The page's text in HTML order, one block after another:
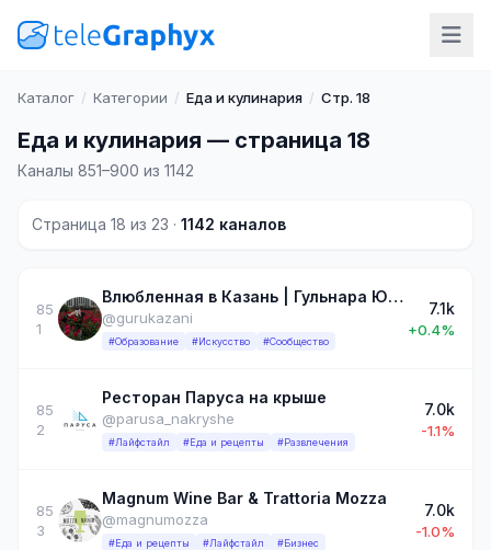
Каталог / Категории / Еда и кулинария / Стр. 18
Еда и кулинария — страница 18
Каналы 851–900 из 1142
Страница 18 из 23 · 1142 каналов
85
1
Влюбленная в Казань | Гульнара Юсупова❤️
@gurukazani
#Образование #Искусство #Сообщество
7.1k
+0.4%
85
2
Ресторан Паруса на крыше
@parusa_nakryshe
#Лайфстайл #Еда и рецепты #Развлечения
7.0k
-1.1%
85
3
Magnum Wine Bar & Trattoria Mozza
@magnumozza
#Еда и рецепты #Лайфстайл #Бизнес
7.0k
-1.0%